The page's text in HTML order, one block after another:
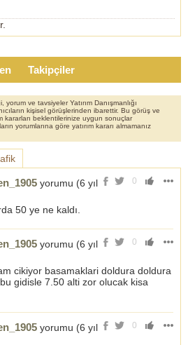
Takipçiler
ve tavsiyeler Yatırım Danışmanlığı
kişisel görüşlerinden ibarettir. Bu görüş ve
kararları beklentilerinize uygun sonuçlar
yorumlarına göre yatırım kararı almamanız
0
yorumu (6 yıl
50 ye ne kaldı.
0
yorumu (6 yıl
cikiyor basamaklari doldura doldura
gidisle 7.50 alti zor olucak kisa
0
yorumu (6 yıl